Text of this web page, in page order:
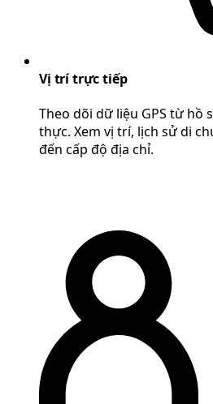
Vị trí trực tiếp
Theo dõi dữ liệu GPS từ hồ
thực. Xem vị trí, lịch sử di
đến cấp độ địa chỉ.